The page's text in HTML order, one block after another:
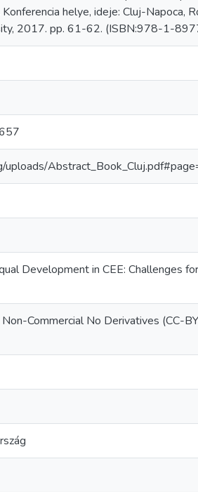
helye, ideje: Cluj-
2017. pp. 61-62. (ISBN:978-1-
Development in CEE: Challenges
Commercial No Derivatives (CC-